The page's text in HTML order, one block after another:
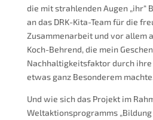
die mit strahlenden Augen „ihr“
an das DRK-Kita-Team für die
Zusammenarbeit und vor allem
Koch-Behrend, die mein
Nachhaltigkeitsfaktor durch
etwas ganz Besonderem
Und wie sich das Projekt im
Weltaktionsprogramms